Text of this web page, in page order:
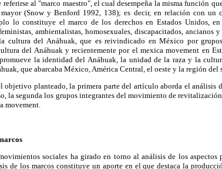
referirse al "marco maestro", el cual desempeña la misma función
(Snow y Benford 1992, 138); es decir, en relación con un
lo constituye el marco de los derechos en Estados Unidos,
ambientalistas, homosexuales, discapacitados, ancianos
cultura del Anáhuak, que es reivindicado en México por
del Anáhuak y recientemente por el mexica movement en
la identidad del Anáhuak, la unidad de la raza y la
que abarcaba México, América Central, el oeste y la región del
objetivo planteado, la primera parte del artículo aborda el análisis
la segunda los grupos integrantes del movimiento de
movement.
sociales ha girado en torno al análisis de los
de los marcos constituye un aporte en el que destaca la